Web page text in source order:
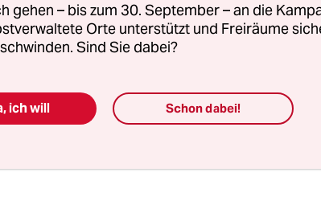
Werten“ vor. „Man
klar formulieren“, sagte
gehen – bis zum 30. September – an die
Orte unterstützt und Freiräume
Sind Sie dabei?
ich will Schon dabei!